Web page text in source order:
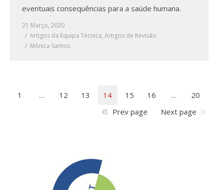
eventuais consequências para a saúde humana.
21 Março, 2020
Artigos da Equipa Técnica, Artigos de Revisão
Mónica Santos
1 … 12 13 14 15 16 …
20
Prev page
Next page